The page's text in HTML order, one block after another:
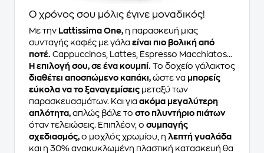
Ο χρόνος σου μόλις έγινε μοναδικός!
Με την Lattissima One, η παρασκευή μιας
συνταγής καφές με γάλα είναι πιο βολική από
ποτέ. Cappuccinos, Lattes, Espresso Macchiatos...
Η επιλογή σου, σε ένα κουμπί. Το δοχείο γάλακτος
διαθέτει αποσπώμενο καπάκι, ώστε να μπορείς
εύκολα να το ξαναγεμίσεις μεταξύ των
παρασκευασμάτων. Και για ακόμα μεγαλύτερη
απλότητα, απλώς βάλε το στο πλυντήριο πιάτων
όταν τελειώσεις. Επιπλέον, ο συμπαγής
σχεδιασμός, ο μοχλός χρωμίου, η λεπτή γυαλάδα
και η 30% ανακυκλωμένη πλαστική κατασκευή θα